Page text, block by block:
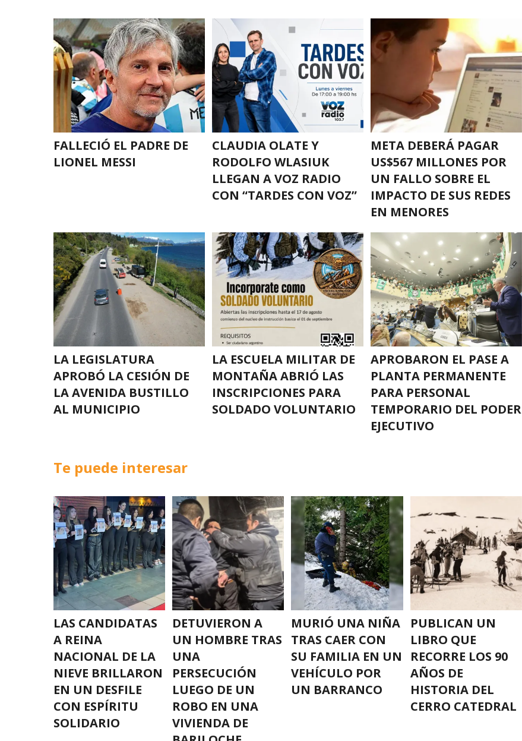
FALLECIÓ EL PADRE DE
LIONEL MESSI
CLAUDIA OLATE Y
RODOLFO WLASIUK
LLEGAN A VOZ RADIO
CON “TARDES CON VOZ”
META DEBERÁ PAGAR
US$567 MILLONES POR
UN FALLO SOBRE EL
IMPACTO DE SUS REDES
EN MENORES
LA LEGISLATURA
APROBÓ LA CESIÓN DE
LA AVENIDA BUSTILLO
AL MUNICIPIO
LA ESCUELA MILITAR DE
MONTAÑA ABRIÓ LAS
INSCRIPCIONES PARA
SOLDADO VOLUNTARIO
APROBARON EL PASE A
PLANTA PERMANENTE
PARA PERSONAL
TEMPORARIO DEL PODER
EJECUTIVO
Te puede interesar
LAS CANDIDATAS
A REINA
NACIONAL DE LA
NIEVE BRILLARON
EN UN DESFILE
CON ESPÍRITU
SOLIDARIO
DETUVIERON A
UN HOMBRE TRAS
UNA
PERSECUCIÓN
LUEGO DE UN
ROBO EN UNA
VIVIENDA DE
MURIÓ UNA NIÑA
TRAS CAER CON
SU FAMILIA EN UN
VEHÍCULO POR
UN BARRANCO
PUBLICAN UN
LIBRO QUE
RECORRE LOS 90
AÑOS DE
HISTORIA DEL
CERRO CATEDRAL